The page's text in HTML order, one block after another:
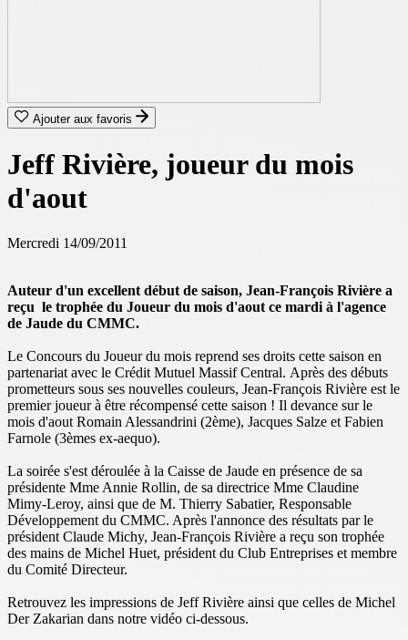
Ajouter aux favoris
Jeff Rivière, joueur du mois
d'aout
Mercredi 14/09/2011
Auteur d'un excellent début de saison, Jean-François Rivière a
reçu le trophée du Joueur du mois d'aout ce mardi à l'agence
de Jaude du CMMC.
Le Concours du Joueur du mois reprend ses droits cette saison en
partenariat avec le Crédit Mutuel Massif Central. Après des débuts
prometteurs sous ses nouvelles couleurs, Jean-François Rivière est le
premier joueur à être récompensé cette saison ! Il devance sur le
mois d'aout Romain Alessandrini (2ème), Jacques Salze et Fabien
Farnole (3èmes ex-aequo).
La soirée s'est déroulée à la Caisse de Jaude en présence de sa
présidente Mme Annie Rollin, de sa directrice Mme Claudine
Mimy-Leroy, ainsi que de M. Thierry Sabatier, Responsable
Développement du CMMC. Après l'annonce des résultats par le
président Claude Michy, Jean-François Rivière a reçu son trophée
des mains de Michel Huet, président du Club Entreprises et membre
du Comité Directeur.
Retrouvez les impressions de Jeff Rivière ainsi que celles de Michel
Der Zakarian dans notre vidéo ci-dessous.